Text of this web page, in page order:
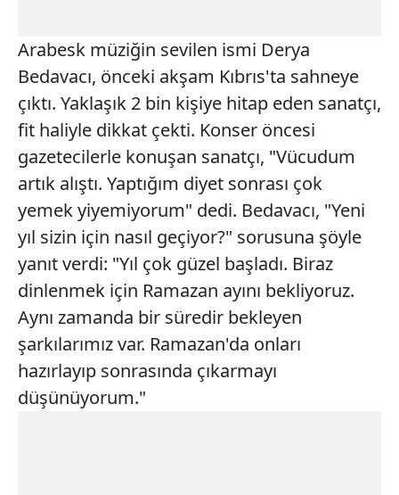
Arabesk müziğin sevilen ismi Derya
Bedavacı, önceki akşam Kıbrıs'ta sahneye
çıktı. Yaklaşık 2 bin kişiye hitap eden sanatçı,
fit haliyle dikkat çekti. Konser öncesi
gazetecilerle konuşan sanatçı, "Vücudum
artık alıştı. Yaptığım diyet sonrası çok
yemek yiyemiyorum" dedi. Bedavacı, "Yeni
yıl sizin için nasıl geçiyor?" sorusuna şöyle
yanıt verdi: "Yıl çok güzel başladı. Biraz
dinlenmek için Ramazan ayını bekliyoruz.
Aynı zamanda bir süredir bekleyen
şarkılarımız var. Ramazan'da onları
hazırlayıp sonrasında çıkarmayı
düşünüyorum."